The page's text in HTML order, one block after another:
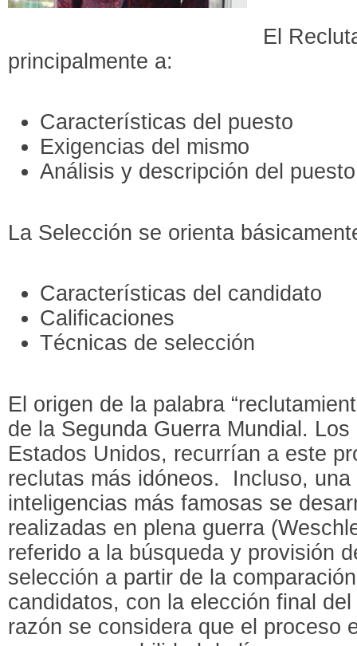
El
principalmente a:
Características del puesto
Exigencias del mismo
Análisis y descripción del puesto
La Selección se orienta
Características del candidato
Calificaciones
Técnicas de selección
El origen de la palabra
de la Segunda Guerra Mundial.
Estados Unidos, recurrían a este
reclutas más idóneos. Incluso,
inteligencias más famosas se
realizadas en plena guerra
referido a la búsqueda y provisión
selección a partir de la
candidatos, con la elección final
razón se considera que el proceso